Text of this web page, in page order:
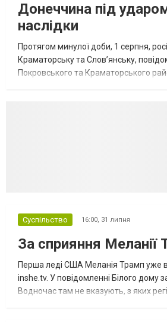
Донеччина під
наслідки
Протягом минулої доби, 1 серпня,
Краматорську та Слов’янську,
Покровського та Краматорського
Суспільство 16:00, 31 липня
За сприяння Меланії
Перша леді США Меланія Трамп уже
inshe.tv. У повідомленні Білого дому
Водночас там не вказують, з яких